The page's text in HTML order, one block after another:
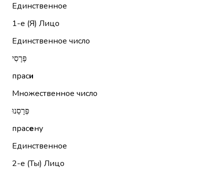
Единственное
1-е (Я) Лицо
Единственное число
פְּרָסִי
праси
Множественное число
פְּרָסֵנוּ
прасену
Единственное
2-е (Ты) Лицо